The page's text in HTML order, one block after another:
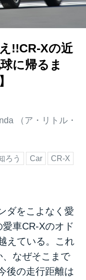
!!CR-Xの近
に帰るま
（ア・リトル・
ろう Car
CR-X
ダをこよなく愛
車CR-Xのオド
えている。これ
、なぜそこまで
後の走行距離は